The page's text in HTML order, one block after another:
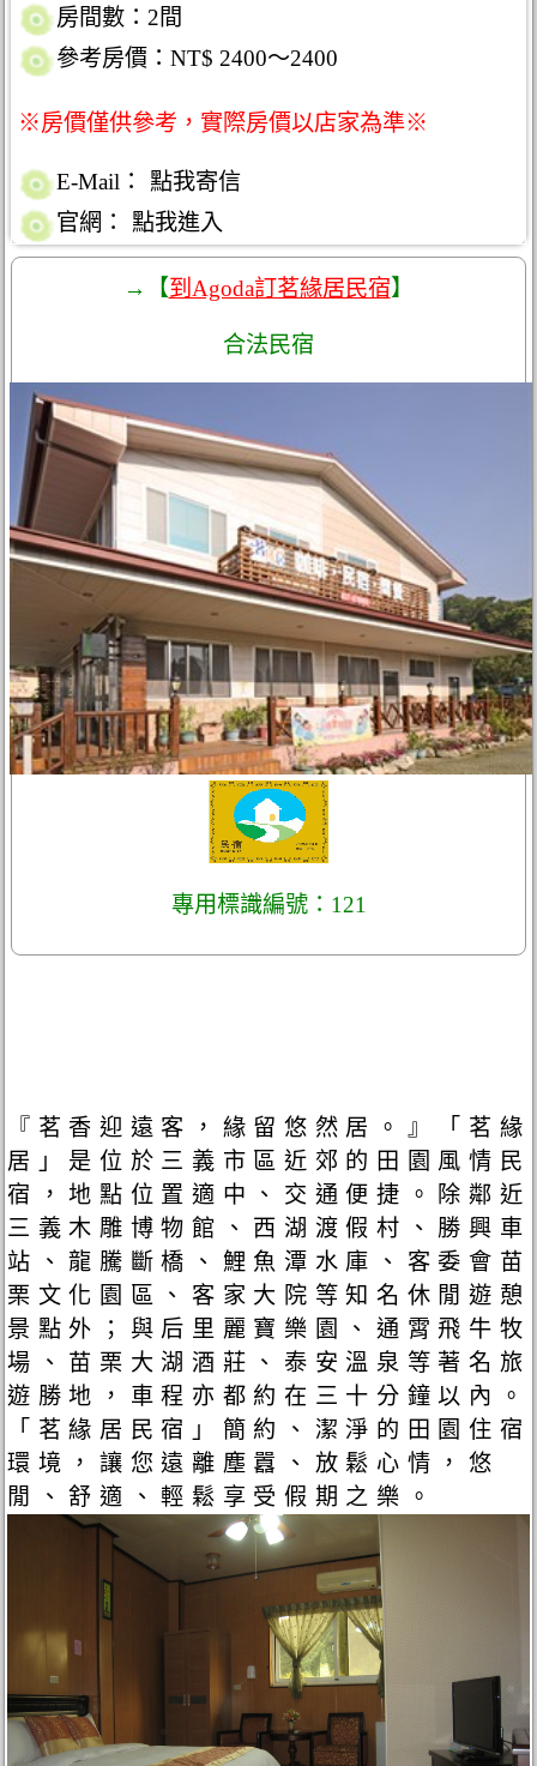
房間數：2間
參考房價：NT$ 2400～2400
※房價僅供參考，實際房價以店家為準※
E-Mail：
點我寄信
官網：
點我進入
→【到Agoda訂茗緣居民宿】
合法民宿
專用標識編號：121
『茗香迎遠客，緣留悠然居。』「茗緣
居」是位於三義市區近郊的田園風情民
宿，地點位置適中、交通便捷。除鄰近
三義木雕博物館、西湖渡假村、勝興車
站、龍騰斷橋、鯉魚潭水庫、客委會苗
栗文化園區、客家大院等知名休閒遊憩
景點外；與后里麗寶樂園、通霄飛牛牧
場、苗栗大湖酒莊、泰安溫泉等著名旅
遊勝地，車程亦都約在三十分鐘以內。
「茗緣居民宿」簡約、潔淨的田園住宿
環境，讓您遠離塵囂、放鬆心情，悠
閒、舒適、輕鬆享受假期之樂。